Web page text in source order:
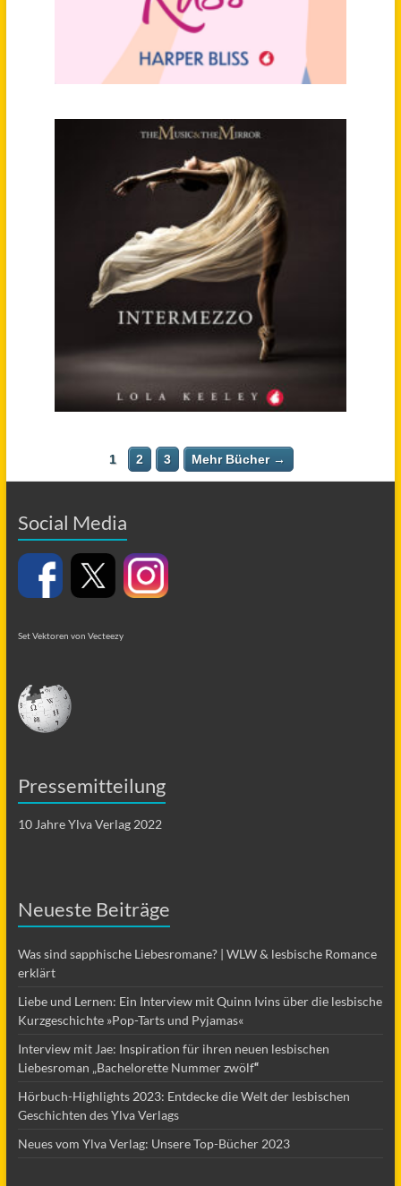
1 2 3 Mehr Bücher →
Social Media
Set Vektoren von Vecteezy
Pressemitteilung
10 Jahre Ylva Verlag 2022
Neueste Beiträge
Was sind sapphische Liebesromane? | WLW & lesbische Romance
erklärt
Liebe und Lernen: Ein Interview mit Quinn Ivins über die lesbische
Kurzgeschichte »Pop-Tarts und Pyjamas«
Interview mit Jae: Inspiration für ihren neuen lesbischen
Liebesroman „Bachelorette Nummer zwölf“
Hörbuch-Highlights 2023: Entdecke die Welt der lesbischen
Geschichten des Ylva Verlags
Neues vom Ylva Verlag: Unsere Top-Bücher 2023